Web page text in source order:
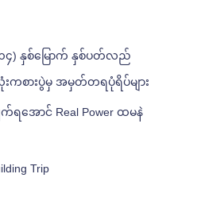
(၁၄) နှစ်မြောက် နှစ်ပတ်လည်
စားပွဲမှ အမှတ်တရပုံရိပ်များ
ောင် Real Power ထမနဲ
Trip